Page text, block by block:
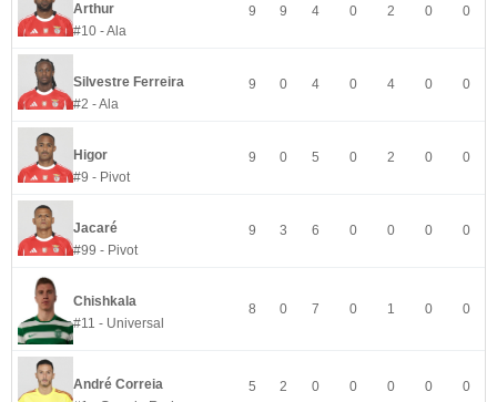
Arthur
#10 - Ala
9 9 4 0 2 0 0
Silvestre Ferreira
#2 - Ala
9 0 4 0 4 0 0
Higor
#9 - Pivot
9 0 5 0 2 0 0
Jacaré
#99 - Pivot
9 3 6 0 0 0 0
Chishkala
#11 - Universal
8 0 7 0 1 0 0
André Correia
5 2 0 0 0 0 0